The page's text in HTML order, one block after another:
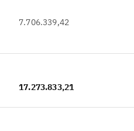
7.706.339,42
17.273.833,21